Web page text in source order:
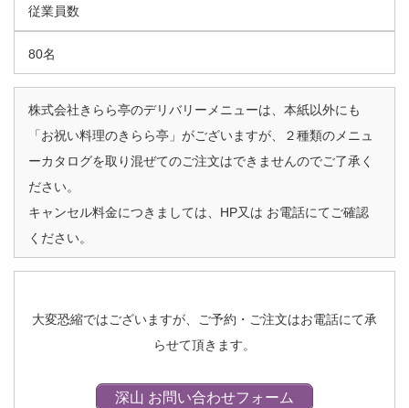
従業員数
80名
株式会社きらら亭のデリバリーメニューは、本紙以外にも
「お祝い料理のきらら亭」がございますが、２種類のメニュ
ーカタログを取り混ぜてのご注文はできませんのでご了承く
ださい。
キャンセル料金につきましては、HP又は お電話にてご確認
ください。
大変恐縮ではございますが、ご予約・ご注文はお電話にて承
らせて頂きます。
深山 お問い合わせフォーム